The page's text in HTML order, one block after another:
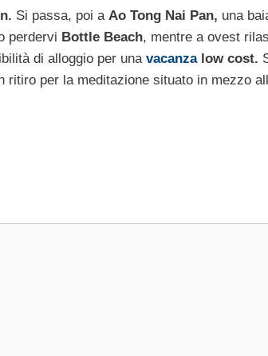
Si passa, poi a Ao Tong Nai Pan, una
perdervi Bottle Beach, mentre a ovest
di alloggio per una vacanzalow cost.
ritiro per la meditazione situato in mezzo